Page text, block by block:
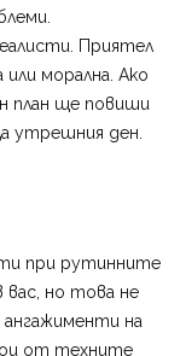
Приятел
морална. Ако
план ще повиши
утрешния ден.
при рутинните
вас, но това не
ангажименти на
от техните